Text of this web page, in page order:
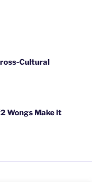
Cultural
Wongs Make it